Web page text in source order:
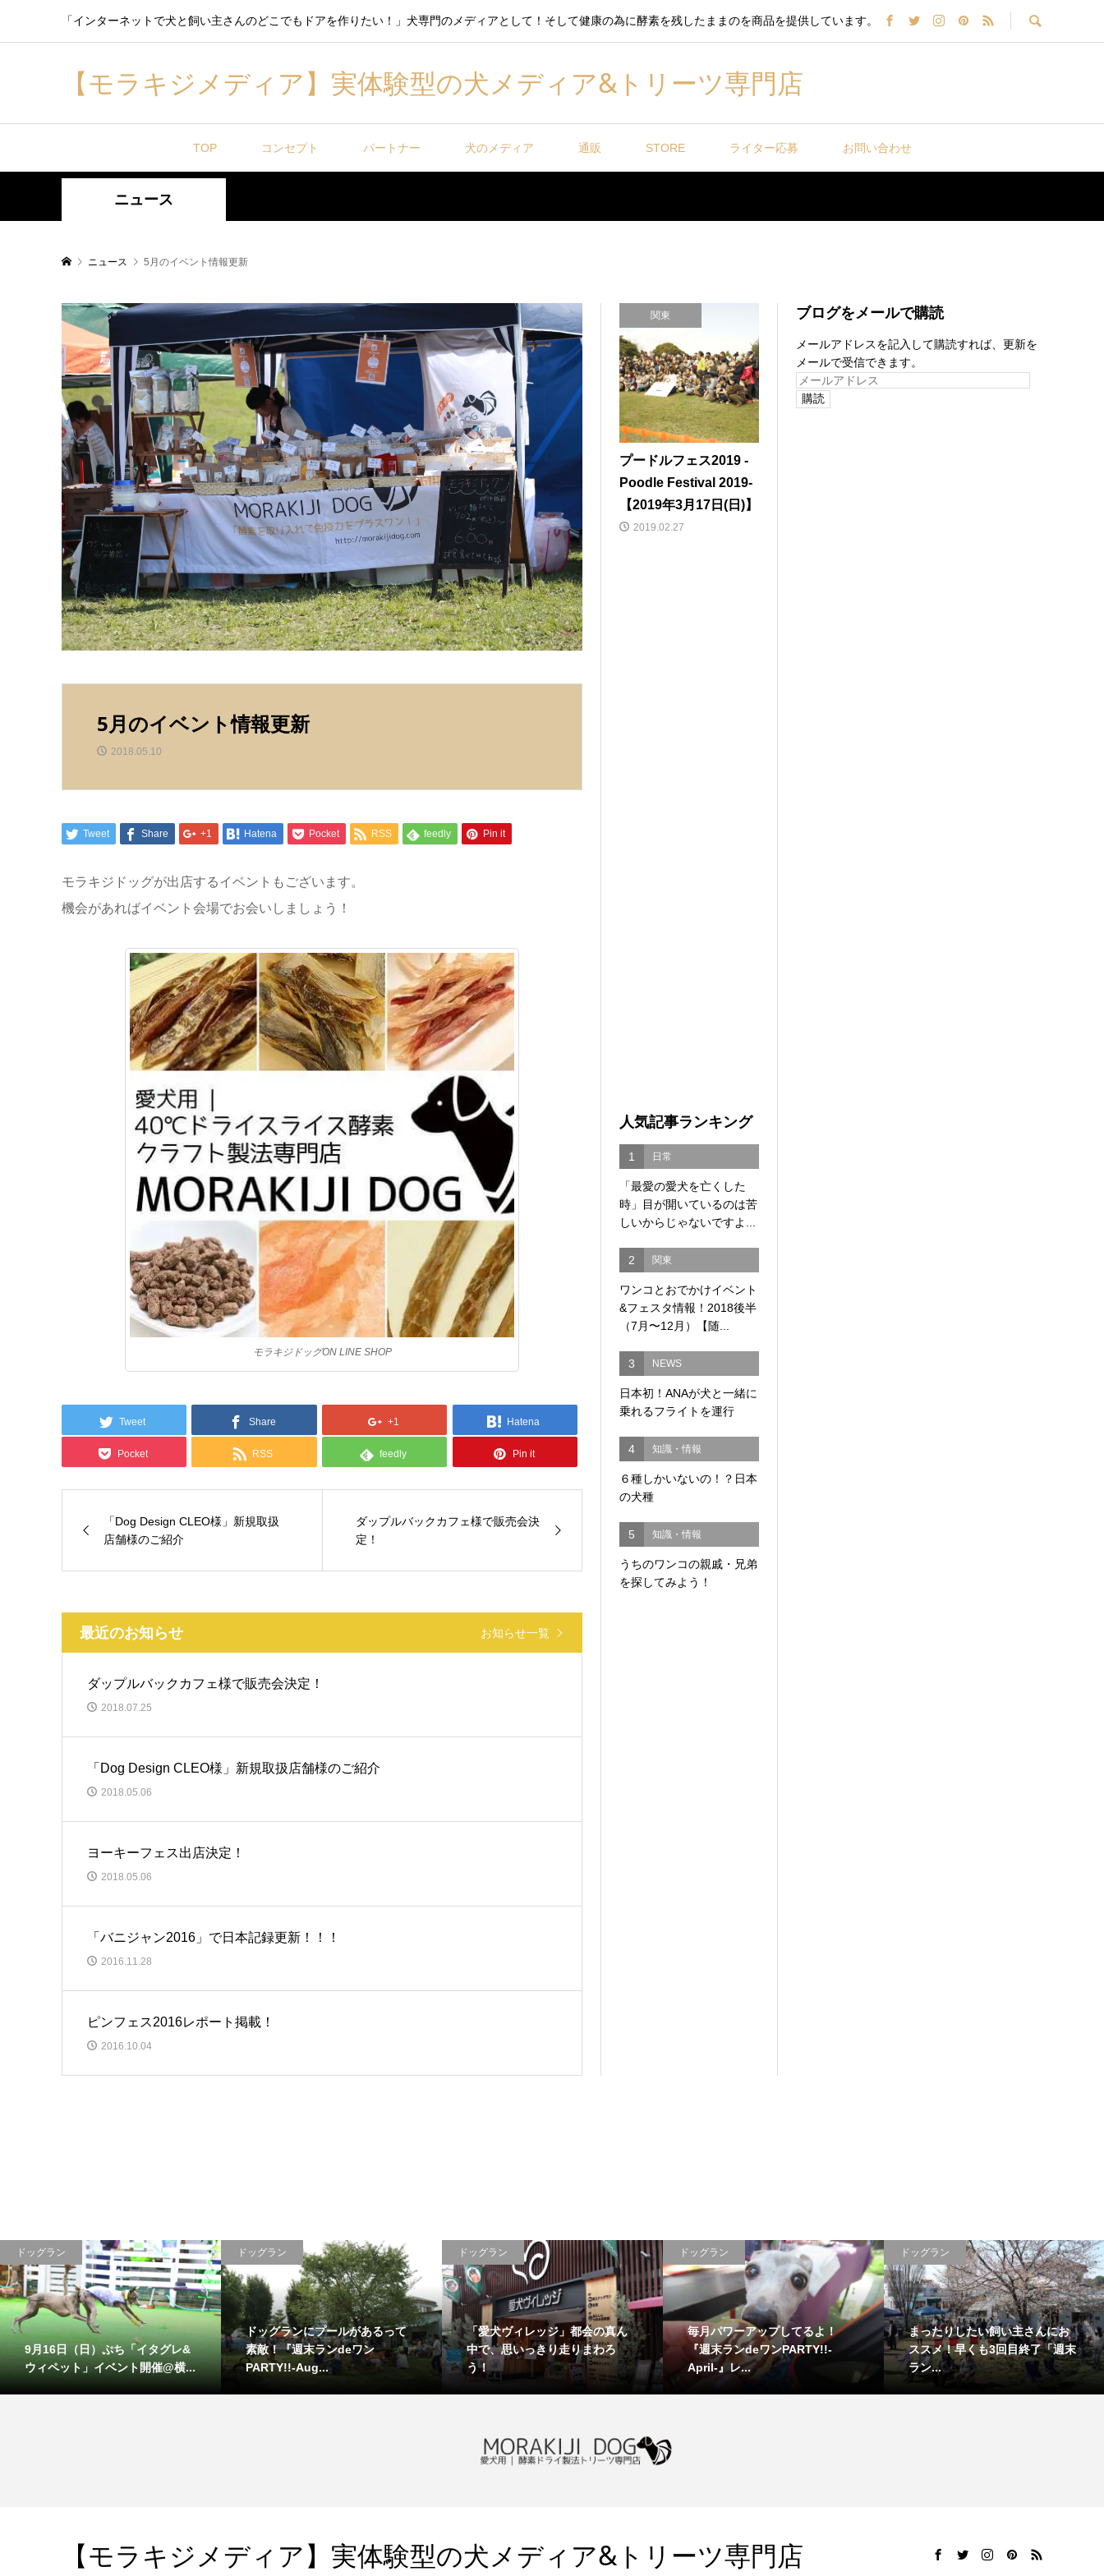
「インターネットで犬と飼い主さんのどこでもドアを作りたい！」犬専門のメディアとして！そして健康の為に酵素を残したままのを商品を提供しています。
【モラキジメディア】実体験型の犬メディア&トリーツ専門店
TOP コンセプト パートナー 犬のメディア 通販 STORE ライター応募 お問い合わせ
ニュース
ニュース 5月のイベント情報更新
5月のイベント情報更新
2018.05.10
Tweet Share +1 Hatena Pocket RSS feedly Pin it
モラキジドッグが出店するイベントもございます。
機会があればイベント会場でお会いしましょう！
モラキジドッグON LINE SHOP
Tweet Share +1 Hatena
Pocket RSS feedly Pin it
「Dog Design CLEO様」新規取扱
店舗様のご紹介
ダップルバックカフェ様で販売会決
定！
最近のお知らせ お知らせ一覧
ダップルバックカフェ様で販売会決定！
2018.07.25
「Dog Design CLEO様」新規取扱店舗様のご紹介
2018.05.06
ヨーキーフェス出店決定！
2018.05.06
「バニジャン2016」で日本記録更新！！！
2016.11.28
ピンフェス2016レポート掲載！
2016.10.04
関東
プードルフェス2019 -
Poodle Festival 2019-
【2019年3月17日(日)】
2019.02.27
人気記事ランキング
1 日常
「最愛の愛犬を亡くした
時」目が開いているのは苦
しいからじゃないですよ...
2 関東
ワンコとおでかけイベント
&フェスタ情報！2018後半
（7月〜12月）【随...
3 NEWS
日本初！ANAが犬と一緒に
乗れるフライトを運行
4 知識・情報
６種しかいないの！？日本
の犬種
5 知識・情報
うちのワンコの親戚・兄弟
を探してみよう！
ブログをメールで購読
メールアドレスを記入して購読すれば、更新を
メールで受信できます。
メ
ー
ドッグラン
「愛犬ヴィレッジ」都会の真ん
中で、思いっきり走りまわろ
う！
ドッグラン
毎月パワーアップしてるよ！
『週末ランdeワンPARTY!!-
April-』レ...
ドッグラン
まったりしたい飼い主さんにお
ススメ！早くも3回目終了「週末
ラン...
ドッグラン
今回で3回目のお楽しみプライベ
ートイベント 『週末ランdeワン
PAR...
ドッグラン
今年も「日本犬祭2018」がやっ
てくる！年に1回だからオーナ
様は...
【モラキジメディア】実体験型の犬メディア&トリーツ専門店